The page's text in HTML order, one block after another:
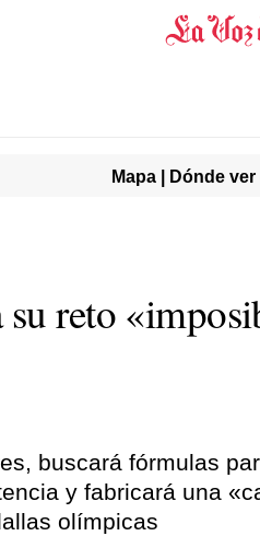
Mapa | Dónde
reto
buscará fórmulas
y fabricará una
olímpicas